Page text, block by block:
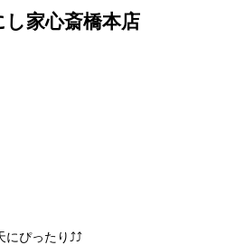
し家心斎橋本店
ぴったり⤴️⤴️